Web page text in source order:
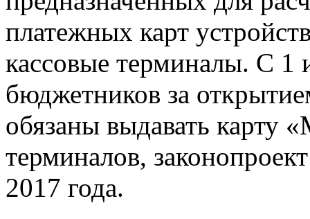
платежных карт
кассовые терминалы. С
бюджетников за
обязаны выдавать карту
терминалов,
2017 года.